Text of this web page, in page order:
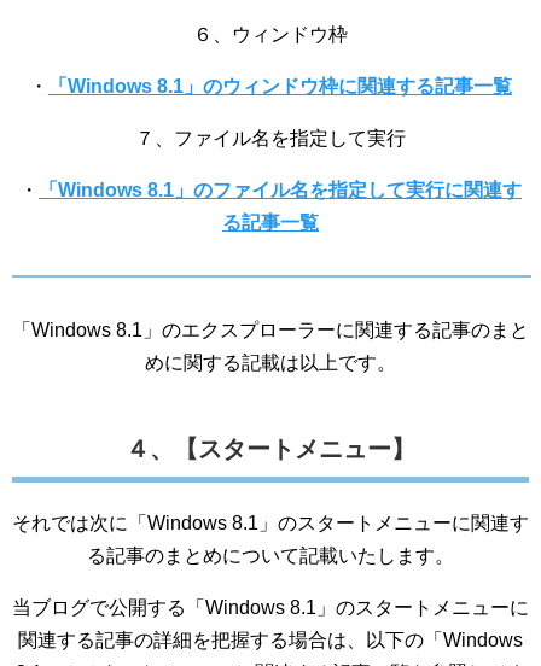
６、ウィンドウ枠
・ 「Windows 8.1」のウィンドウ枠に関連する記事一覧
７、ファイル名を指定して実行
・
「Windows 8.1」のファイル名を指定して実行に関連す
る記事一覧
「Windows 8.1」のエクスプローラーに関連する記事のまと
めに関する記載は以上です。
４、【スタートメニュー】
それでは次に「Windows 8.1」のスタートメニューに関連す
る記事のまとめについて記載いたします。
当ブログで公開する「Windows 8.1」のスタートメニューに
関連する記事の詳細を把握する場合は、以下の「Windows